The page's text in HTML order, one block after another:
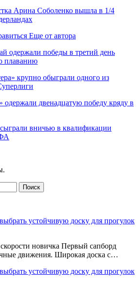
Арина Соболенко вышла в 1/4
Еще от автора
одержали победы в третий день
плаванию
крупно обыграли одного из
одержали двенадцатую победу кряду в
вничью в квалификации
устойчивую доску для прогулок
новичка Первый сапборд
движения. Широкая доска с…
устойчивую доску для прогулок